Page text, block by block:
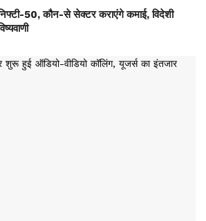
50, कौन-से सेक्‍टर कराएंगे कमाई, विदेशी